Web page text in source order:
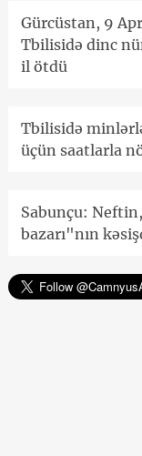
Gürcüstan, 9
Tbilisidə dinc
il ötdü
Tbilisidə
üçün saatlarla
Sabunçu:
bazarı"nın